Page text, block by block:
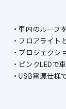
・車内のルーフ
・フロアライト
・プロジェクシ
・ピンクLEDで
・USB電源仕様